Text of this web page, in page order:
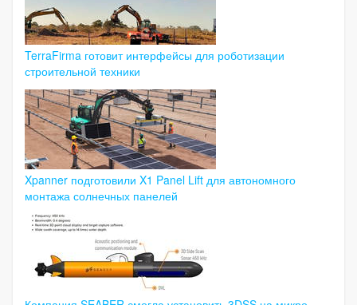
TerraFirma готовит интерфейсы для роботизации
строительной техники
Xpanner подготовили X1 Panel Lift для автономного
монтажа солнечных панелей